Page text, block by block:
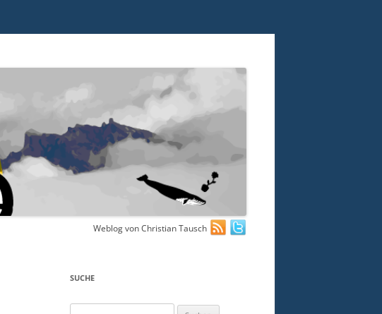
Weblog von Christian Tausch
SUCHE